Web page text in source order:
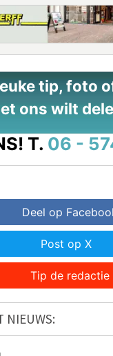
tip, foto
ons wilt
T. 06 -
Deel op
Post op X
Tip de redactie
NIEUWS: